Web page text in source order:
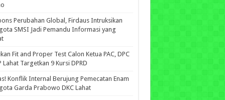
Perubahan Global, Firdaus Intruksikan
SMSI Jadi Pemandu Informasi yang
Fit and Proper Test Calon Ketua PAC, DPC
Lahat Targetkan 9 Kursi DPRD
Konflik Internal Berujung Pemecatan Enam
Garda Prabowo DKC Lahat